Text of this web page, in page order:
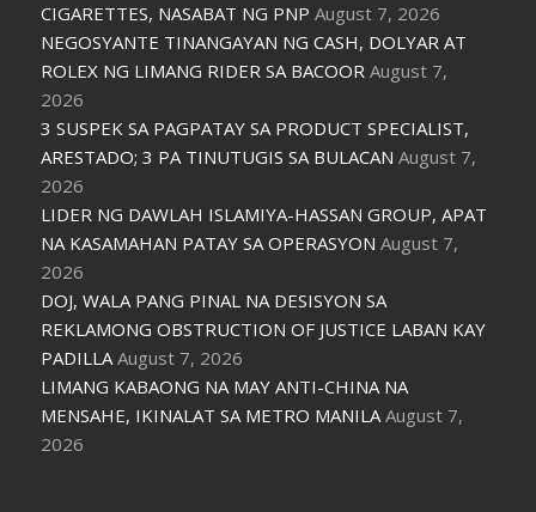
CIGARETTES, NASABAT NG PNP August 7, 2026
NEGOSYANTE TINANGAYAN NG CASH, DOLYAR AT
ROLEX NG LIMANG RIDER SA BACOOR August 7,
2026
3 SUSPEK SA PAGPATAY SA PRODUCT SPECIALIST,
ARESTADO; 3 PA TINUTUGIS SA BULACAN August 7,
2026
LIDER NG DAWLAH ISLAMIYA-HASSAN GROUP, APAT
NA KASAMAHAN PATAY SA OPERASYON August 7,
2026
DOJ, WALA PANG PINAL NA DESISYON SA
REKLAMONG OBSTRUCTION OF JUSTICE LABAN KAY
PADILLA August 7, 2026
LIMANG KABAONG NA MAY ANTI-CHINA NA
MENSAHE, IKINALAT SA METRO MANILA August 7,
2026